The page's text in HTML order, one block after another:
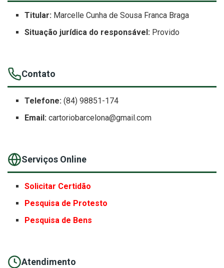
Titular: Marcelle Cunha de Sousa Franca Braga
Situação jurídica do responsável: Provido
Contato
Telefone: (84) 98851-174
Email: cartoriobarcelona@gmail.com
Serviços Online
Solicitar Certidão
Pesquisa de Protesto
Pesquisa de Bens
Atendimento